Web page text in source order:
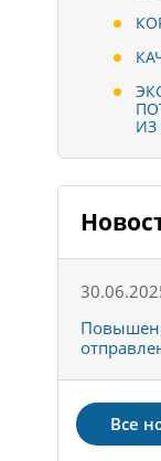
ИЗ
Все